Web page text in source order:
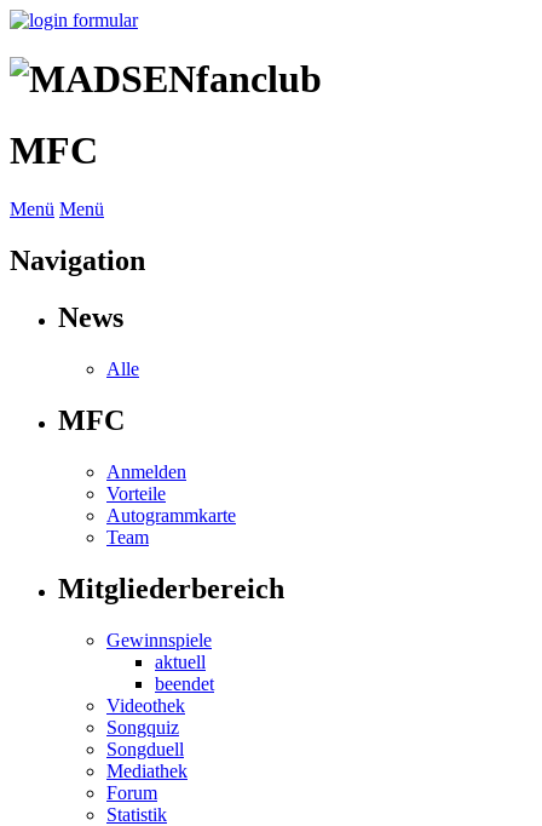
MFC
Menü Menü
Navigation
News
Alle
MFC
Anmelden
Vorteile
Autogrammkarte
Team
Mitgliederbereich
Gewinnspiele
aktuell
beendet
Videothek
Songquiz
Songduell
Mediathek
Forum
Statistik